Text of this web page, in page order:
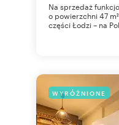
Na sprzedaż
o powierzchni 47
części Łodzi – na
WYRÓŻNIONE